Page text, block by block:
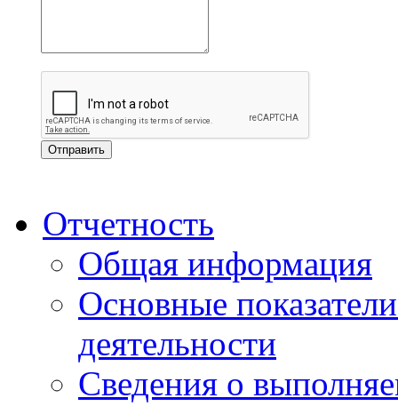
Отчетность
Общая информация
Основные
деятельности
Сведения о